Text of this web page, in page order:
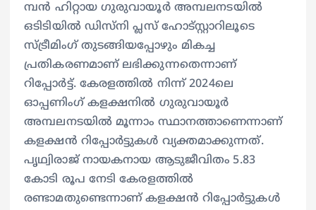
മ്പൻ ഹിറ്റായ ഗുരുവായൂര്‍ അമ്പലനടയില്‍
ഒടിടിയില്‍ ഡിസ്‍നി പ്ലസ് ഹോട്‍സ്റ്റാറിലൂടെ
സ്‍ട്രീമിംഗ് തുടങ്ങിയപ്പോഴും മികച്ച
പ്രതികരണമാണ് ലഭിക്കുന്നതെന്നാണ്
റിപ്പോര്‍ട്ട്. കേരളത്തില്‍ നിന്ന് 2024ലെ
ഓപ്പണിംഗ് കളക്ഷനില്‍ ഗുരുവായൂര്‍
അമ്പലനടയില്‍ മൂന്നാം സ്ഥാനത്താണെന്നാണ്
കളക്ഷൻ റിപ്പോര്‍ട്ടുകള്‍ വ്യക്തമാക്കുന്നത്.
പൃഥ്വിരാജ് നായകനായ ആടുജീവിതം 5.83
കോടി രൂപ നേടി കേരളത്തില്‍
രണ്ടാമതുണ്ടെന്നാണ് കളക്ഷൻ റിപ്പോര്‍ട്ടുകള്‍